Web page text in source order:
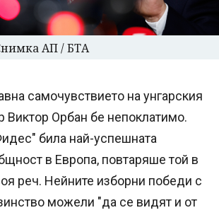
АП / БТА
самочувствието на унгарския
Виктор Орбан бе непоклатимо.
била най-успешната
в Европа, повтаряше той в
реч. Нейните изборни победи с
можели "да се видят и от